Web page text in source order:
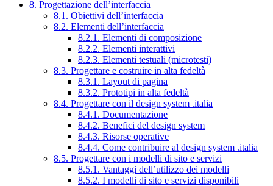
8. Progettazione dell’interfaccia
8.1. Obiettivi dell’interfaccia
8.2. Elementi dell’interfaccia
8.2.1. Elementi di composizione
8.2.2. Elementi interattivi
8.2.3. Elementi testuali (microtesti)
8.3. Progettare e costruire in alta fedeltà
8.3.1. Layout di pagina
8.3.2. Prototipi in alta fedeltà
8.4. Progettare con il design system .italia
8.4.1. Documentazione
8.4.2. Benefici del design system
8.4.3. Risorse operative
8.4.4. Come contribuire al design system .italia
8.5. Progettare con i modelli di sito e servizi
8.5.1. Vantaggi dell’utilizzo dei modelli
8.5.2. I modelli di sito e servizi disponibili